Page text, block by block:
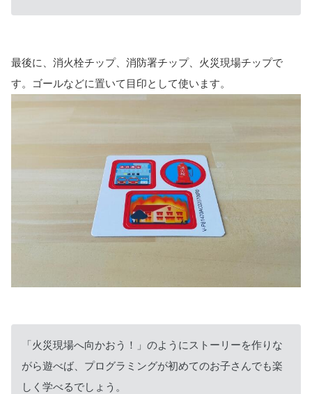
最後に、消火栓チップ、消防署チップ、火災現場チップで
す。ゴールなどに置いて目印として使います。
「火災現場へ向かおう！」のようにストーリーを作りな
がら遊べば、プログラミングが初めてのお子さんでも楽
しく学べるでしょう。